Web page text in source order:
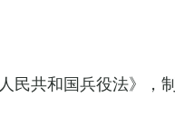
共和国兵役法》，制